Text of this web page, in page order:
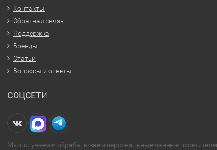
Контакты
Обратная связь
Поддержка
Бренды
Статьи
Вопросы и ответы
СОЦСЕТИ
Мы получаем и обрабатываем персональные данные